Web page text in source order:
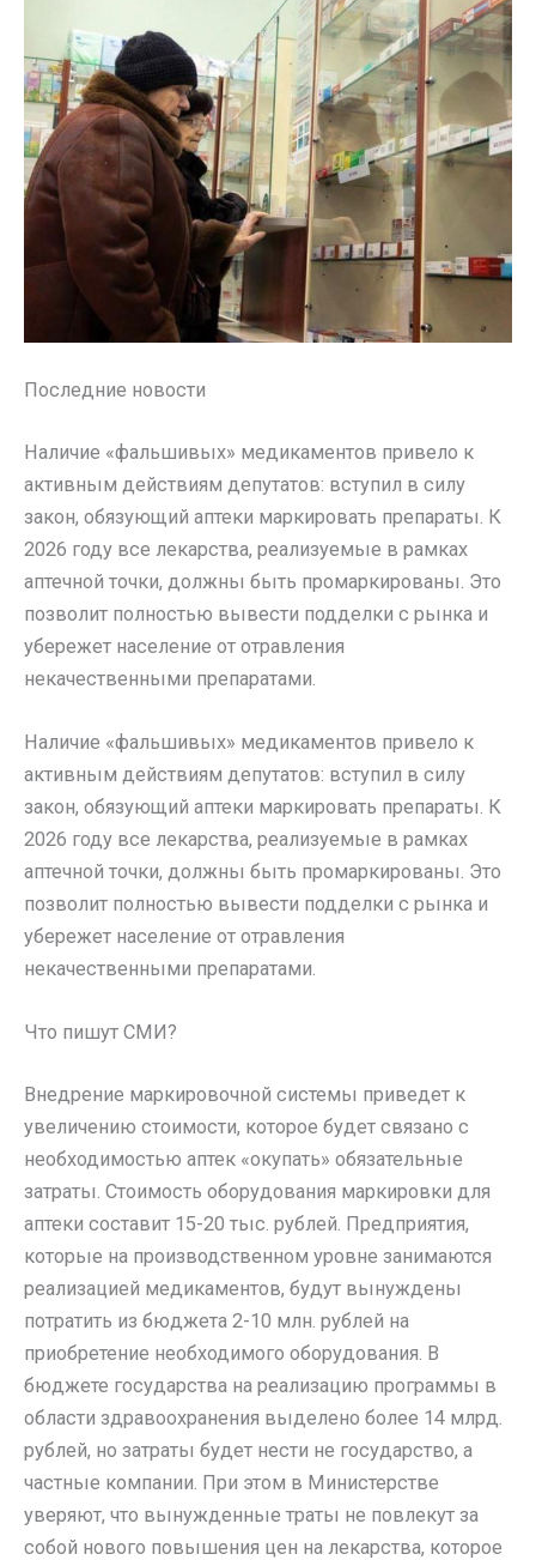
Последние новости
Наличие «фальшивых» медикаментов привело к
активным действиям депутатов: вступил в силу
закон, обязующий аптеки маркировать препараты. К
2026 году все лекарства, реализуемые в рамках
аптечной точки, должны быть промаркированы. Это
позволит полностью вывести подделки с рынка и
убережет население от отравления
некачественными препаратами.
Наличие «фальшивых» медикаментов привело к
активным действиям депутатов: вступил в силу
закон, обязующий аптеки маркировать препараты. К
2026 году все лекарства, реализуемые в рамках
аптечной точки, должны быть промаркированы. Это
позволит полностью вывести подделки с рынка и
убережет население от отравления
некачественными препаратами.
Что пишут СМИ?
Внедрение маркировочной системы приведет к
увеличению стоимости, которое будет связано с
необходимостью аптек «окупать» обязательные
затраты. Стоимость оборудования маркировки для
аптеки составит 15-20 тыс. рублей. Предприятия,
которые на производственном уровне занимаются
реализацией медикаментов, будут вынуждены
потратить из бюджета 2-10 млн. рублей на
приобретение необходимого оборудования. В
бюджете государства на реализацию программы в
области здравоохранения выделено более 14 млрд.
рублей, но затраты будет нести не государство, а
частные компании. При этом в Министерстве
уверяют, что вынужденные траты не повлекут за
собой нового повышения цен на лекарства, которое